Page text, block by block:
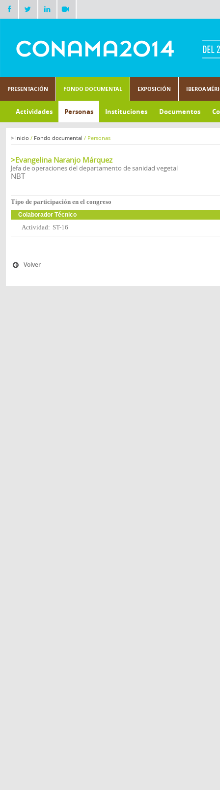
PRESENTACIÓN FONDO DOCUMENTAL EXPOSICIÓN
Actividades Personas Instituciones Documentos
> Inicio / Fondo documental / Personas
>Evangelina Naranjo Márquez
Jefa de operaciones del departamento de sanidad vegetal
NBT
Tipo de participación en el congreso
Colaborador Técnico
Actividad: ST-16
Volver